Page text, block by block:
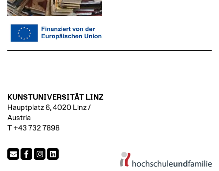
KUNSTUNIVERSITÄT LINZ
Hauptplatz 6, 4020 Linz /
Austria
T +43 732 7898